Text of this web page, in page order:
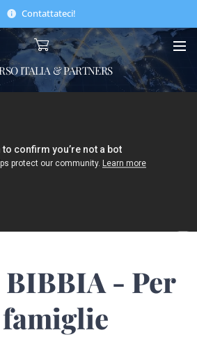
Contattateci!
ITALIA & PARTNERS
- Per